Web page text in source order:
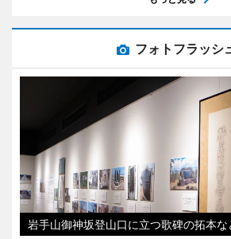
フォトフラッシ
岩手山御神坂登山口に立つ歌碑の拓本な